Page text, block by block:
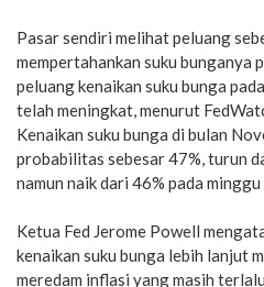
Pasar sendiri melihat peluang
mempertahankan suku bunganya
peluang kenaikan suku bunga
telah meningkat, menurut
Kenaikan suku bunga di bulan
probabilitas sebesar 47%, turun
namun naik dari 46% pada minggu
Ketua Fed Jerome Powell
kenaikan suku bunga lebih lanjut
meredam inflasi yang masih